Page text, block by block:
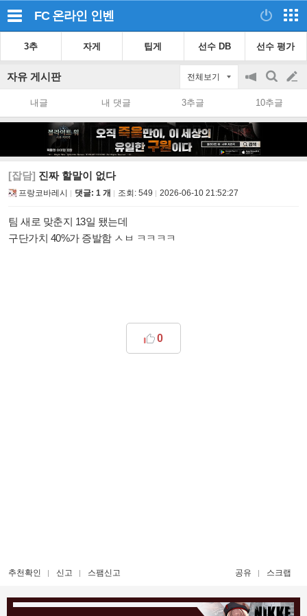
FC 온라인 인벤
3추 자게 팁게 선수 DB 선수 평가
자유 게시판 전체보기
공
지
on/off
검
색
글
쓰
내글 내 댓글 3추글 10추글
[잡담] 진짜 할말이 없다
프랑코바레시 댓글: 1 개 조회: 549 2026-06-10 21:52:27
팀 새로 맞춘지 13일 됐는데
구단가치 40%가 증발함 ㅅㅂ ㅋㅋㅋㅋ
0
추천확인 신고 스팸신고 공유 스크랩